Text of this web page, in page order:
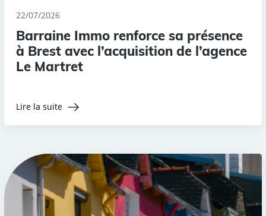
22/07/2026
Barraine Immo renforce sa présence
à Brest avec l’acquisition de l’agence
Le Martret
Lire la suite